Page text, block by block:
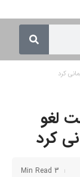
کرد
لغو
کرد
3 Min Read